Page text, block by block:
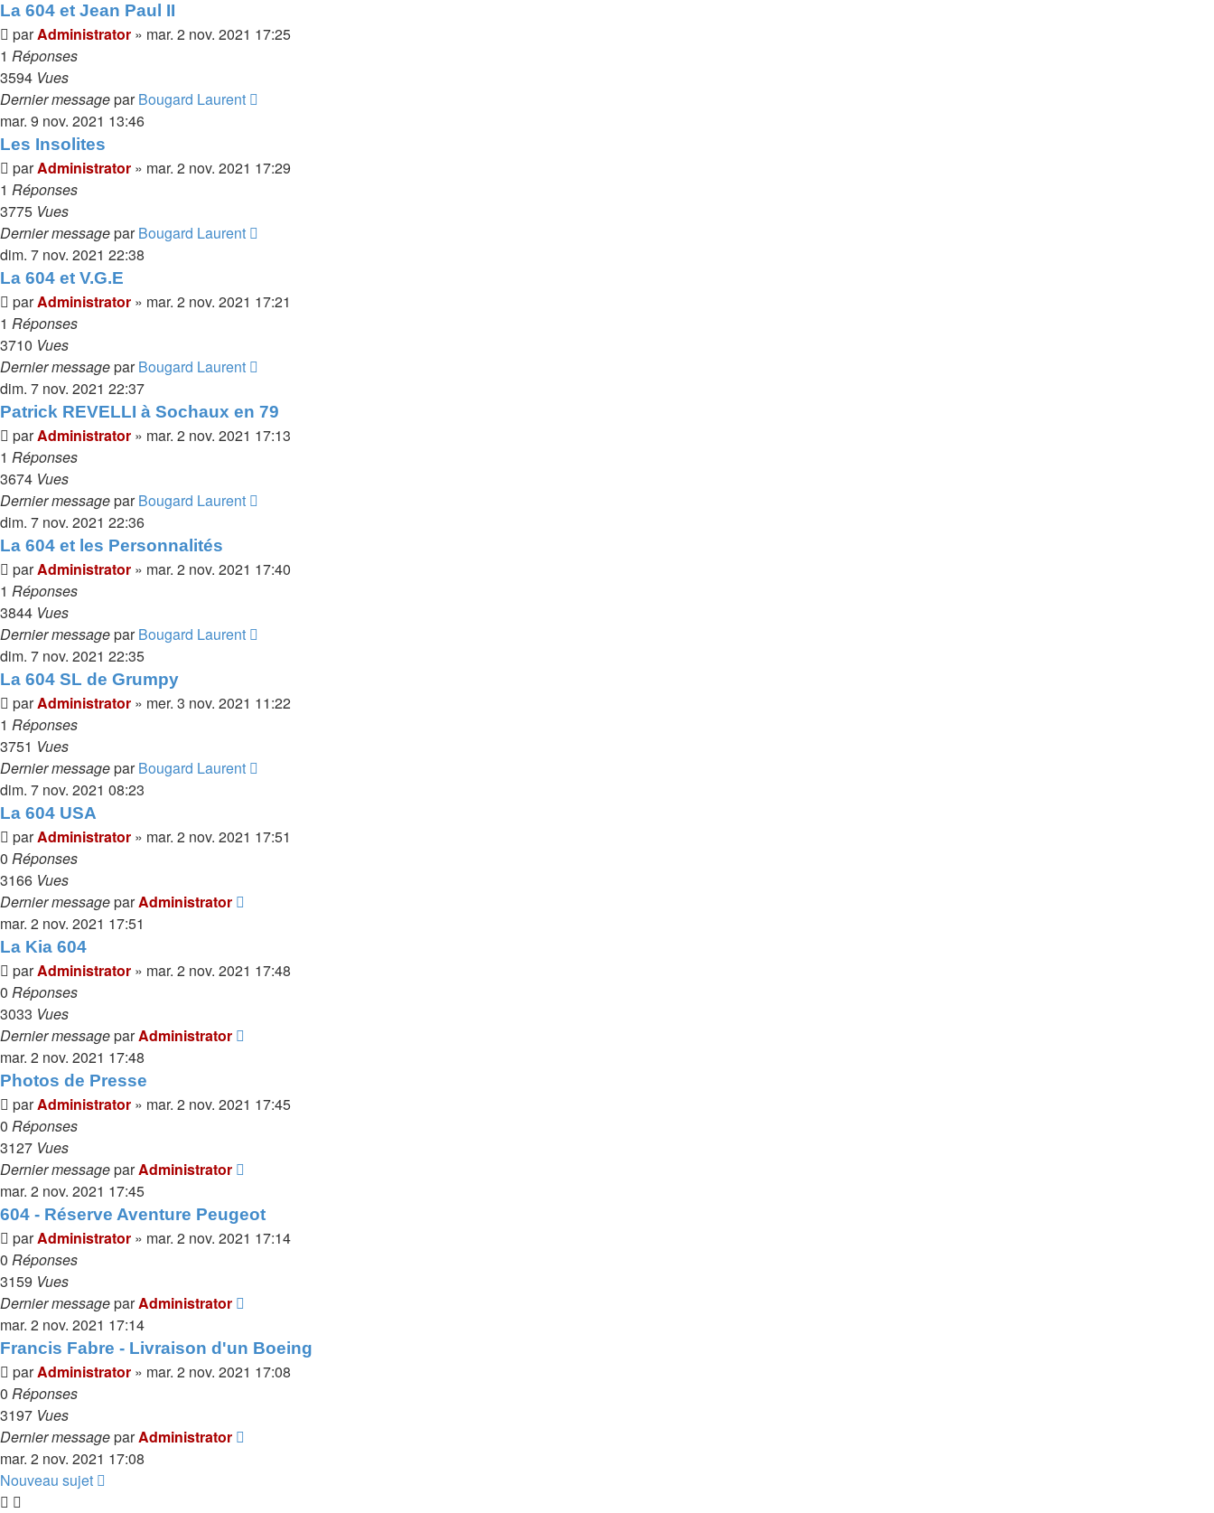
La 604 et Jean Paul II
parAdministrator » mar. 2 nov. 2021 17:25
1 Réponses
3594 Vues
Dernier messageparBougard Laurent
mar. 9 nov. 2021 13:46
Les Insolites
parAdministrator » mar. 2 nov. 2021 17:29
1 Réponses
3775 Vues
Dernier messageparBougard Laurent
dim. 7 nov. 2021 22:38
La 604 et V.G.E
parAdministrator » mar. 2 nov. 2021 17:21
1 Réponses
3710 Vues
Dernier messageparBougard Laurent
dim. 7 nov. 2021 22:37
Patrick REVELLI à Sochaux en 79
parAdministrator » mar. 2 nov. 2021 17:13
1 Réponses
3674 Vues
Dernier messageparBougard Laurent
dim. 7 nov. 2021 22:36
La 604 et les Personnalités
parAdministrator » mar. 2 nov. 2021 17:40
1 Réponses
3844 Vues
Dernier messageparBougard Laurent
dim. 7 nov. 2021 22:35
La 604 SL de Grumpy
parAdministrator » mer. 3 nov. 2021 11:22
1 Réponses
3751 Vues
Dernier messageparBougard Laurent
dim. 7 nov. 2021 08:23
La 604 USA
parAdministrator » mar. 2 nov. 2021 17:51
0 Réponses
3166 Vues
Dernier messageparAdministrator
mar. 2 nov. 2021 17:51
La Kia 604
parAdministrator » mar. 2 nov. 2021 17:48
0 Réponses
3033 Vues
Dernier messageparAdministrator
mar. 2 nov. 2021 17:48
Photos de Presse
parAdministrator » mar. 2 nov. 2021 17:45
0 Réponses
3127 Vues
Dernier messageparAdministrator
mar. 2 nov. 2021 17:45
604 - Réserve Aventure Peugeot
parAdministrator » mar. 2 nov. 2021 17:14
0 Réponses
3159 Vues
Dernier messageparAdministrator
mar. 2 nov. 2021 17:14
Francis Fabre - Livraison d'un Boeing
parAdministrator » mar. 2 nov. 2021 17:08
0 Réponses
3197 Vues
Dernier messageparAdministrator
mar. 2 nov. 2021 17:08
Nouveau sujet